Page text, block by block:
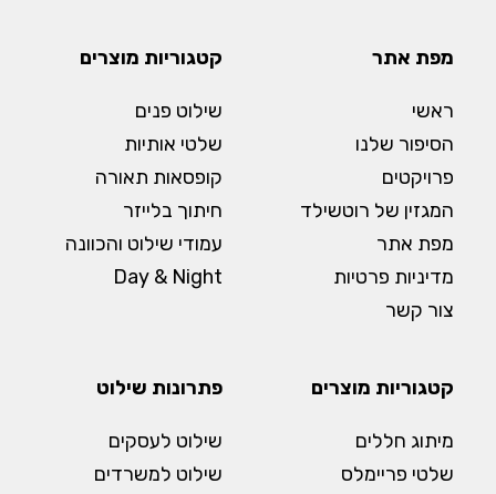
מפת אתר
ראשי
הסיפור שלנו
פרויקטים
המגזין של רוטשילד
מפת אתר
מדיניות פרטיות
צור קשר
קטגוריות מוצרים
שילוט פנים
שלטי אותיות
קופסאות תאורה
חיתוך בלייזר
עמודי שילוט והכוונה
Day & Night
קטגוריות מוצרים
מיתוג חללים
שלטי פריימלס
פתרונות שילוט
שילוט לעסקים
שילוט למשרדים